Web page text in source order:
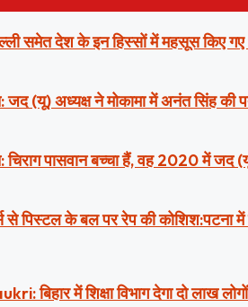
समेत देश के इन हिस्सों में महसूस किए
जद (यू) अध्यक्ष ने मोकामा में अनंत सिंह की
चिराग पासवान बच्चा हैं, वह 2020 में
से पिस्टल के बल पर रेप की कोशिश:पटना
बिहार में शिक्षा विभाग देगा दो लाख